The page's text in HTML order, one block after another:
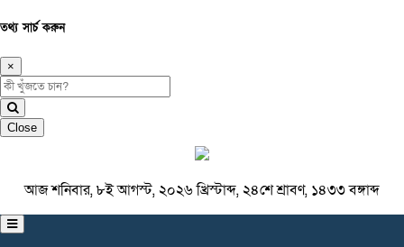
তথ্য সার্চ করুন
×
Close
আজ শনিবার, ৮ই আগস্ট, ২০২৬ খ্রিস্টাব্দ, ২৪শে শ্রাবণ, ১৪৩৩ বঙ্গাব্দ